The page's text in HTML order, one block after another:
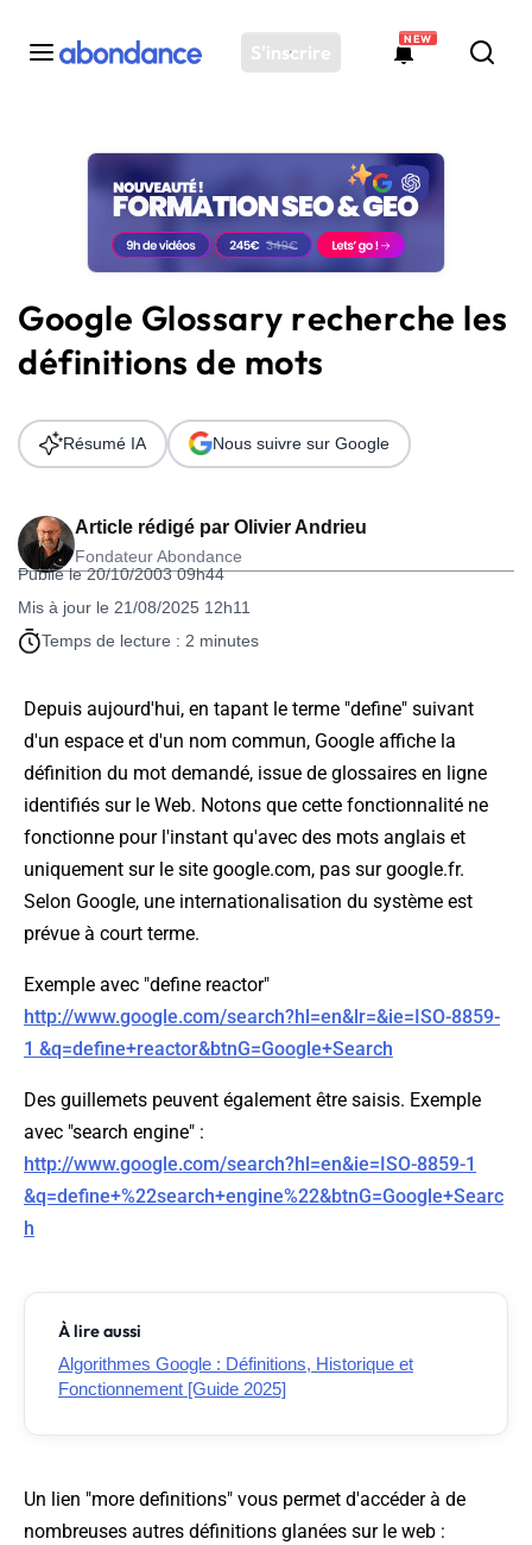
S'inscrire
NEW
Toutes les actus
Actus SEO
Plateforme
Solutions
Ressources
Audit SEO
Google Glossary recherche les
définitions de mots
Article rédigé par Olivier Andrieu
Fondateur Abondance
Publié le 20/10/2003 09h44
Mis à jour le 21/08/2025 12h11
Temps de lecture : 2 minutes
Résumé IA Nous suivre sur Google
Depuis aujourd'hui, en tapant le terme "define" suivant
d'un espace et d'un nom commun, Google affiche la
définition du mot demandé, issue de glossaires en ligne
identifiés sur le Web. Notons que cette fonctionnalité ne
fonctionne pour l'instant qu'avec des mots anglais et
uniquement sur le site google.com, pas sur google.fr.
Selon Google, une internationalisation du système est
prévue à court terme.
Exemple avec "define reactor"
http://www.google.com/search?hl=en&lr=&ie=ISO-8859-
1 &q=define+reactor&btnG=Google+Search
Des guillemets peuvent également être saisis. Exemple
avec "search engine" :
http://www.google.com/search?hl=en&ie=ISO-8859-1
&q=define+%22search+engine%22&btnG=Google+Searc
h
À lire aussi
Algorithmes Google : Définitions, Historique et
Fonctionnement [Guide 2025]
Un lien "more definitions" vous permet d'accéder à de
nombreuses autres définitions glanées sur le web :